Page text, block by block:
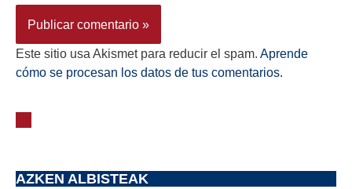
Este sitio usa Akismet para reducir el spam. Aprende
cómo se procesan los datos de tus comentarios.
AZKEN ALBISTEAK